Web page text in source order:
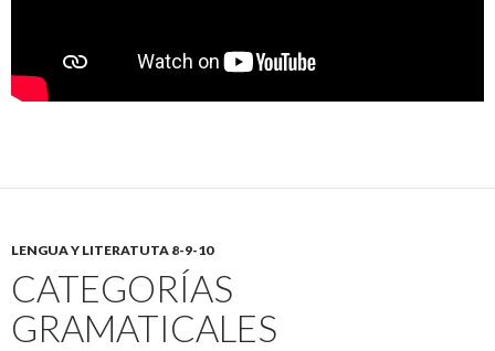
LENGUA Y LITERATUTA 8-9-10
CATEGORÍAS
GRAMATICALES